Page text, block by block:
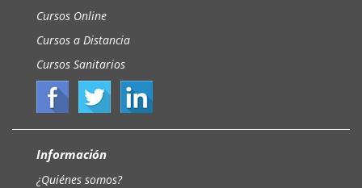
Cursos Online
Cursos a Distancia
Cursos Sanitarios
Información
¿Quiénes somos?